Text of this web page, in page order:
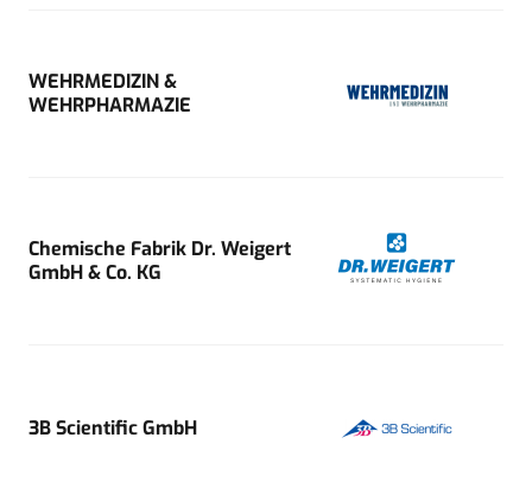
WEHRMEDIZIN &
WEHRPHARMAZIE
Chemische Fabrik Dr. Weigert
GmbH & Co. KG
3B Scientific GmbH